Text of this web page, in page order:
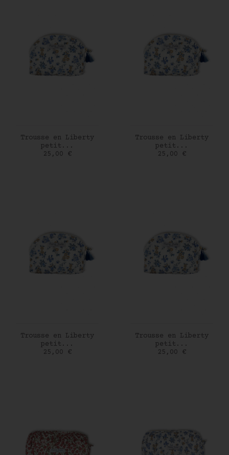
AJOUTER AU PANIER
Trousse en Liberty
petit...
Prix
25,00 €
AJOUTER AU PANIER
Trousse en Liberty
petit...
Prix
25,00 €
AJOUTER AU PANIER
Trousse en Liberty
petit...
Prix
25,00 €
AJOUTER AU PANIER
Trousse en Liberty
petit...
Prix
25,00 €